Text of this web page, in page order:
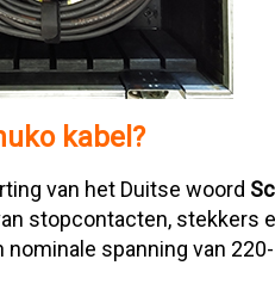
kabel?
van het Duitse woord
stopcontacten, stekkers
spanning van